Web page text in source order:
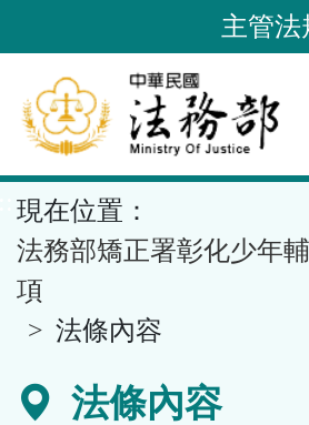
到
要
內
容
區
塊
主管法
現在位置：
法務部矯正署彰化少年
項
法條內容
法條內容